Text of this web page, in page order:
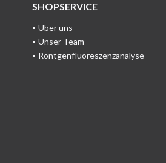
SHOPSERVICE
Über uns
Unser Team
Röntgenfluoreszenzanalyse